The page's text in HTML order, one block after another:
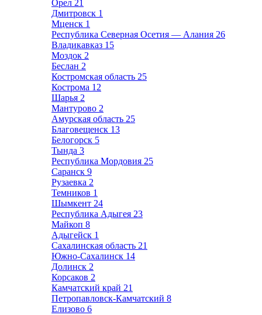
Орел 21
Дмитровск 1
Мценск 1
Республика Северная Осетия — Алания 26
Владикавказ 15
Моздок 2
Беслан 2
Костромская область 25
Кострома 12
Шарья 2
Мантурово 2
Амурская область 25
Благовещенск 13
Белогорск 5
Тында 3
Республика Мордовия 25
Саранск 9
Рузаевка 2
Темников 1
Шымкент 24
Республика Адыгея 23
Майкоп 8
Адыгейск 1
Сахалинская область 21
Южно-Сахалинск 14
Долинск 2
Корсаков 2
Камчатский край 21
Петропавловск-Камчатский 8
Елизово 6